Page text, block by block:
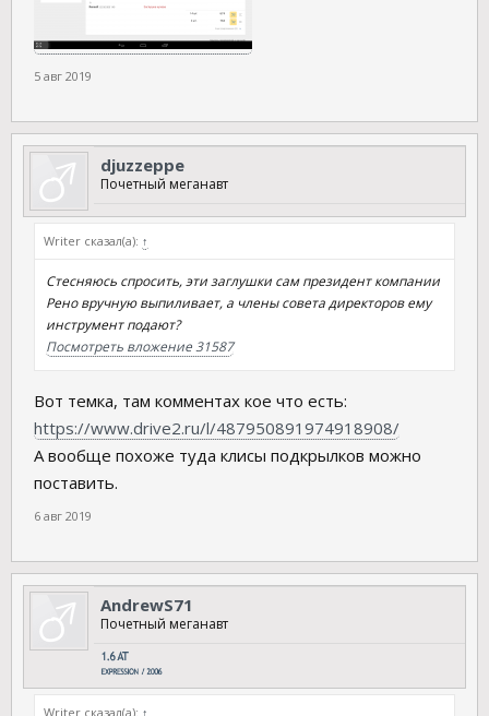
5 авг 2019
djuzzeppe
Почетный меганавт
Writer сказал(а): ↑
Стесняюсь спросить, эти заглушки сам президент компании
Рено вручную выпиливает, а члены совета директоров ему
инструмент подают?
Посмотреть вложение 31587
Вот темка, там комментах кое что есть:
https://www.drive2.ru/l/487950891974918908/
А вообще похоже туда клисы подкрылков можно
поставить.
6 авг 2019
AndrewS71
Почетный меганавт
Writer сказал(а): ↑